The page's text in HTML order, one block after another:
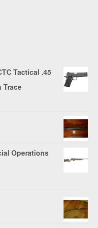
Tactical .45
Trace
Operations